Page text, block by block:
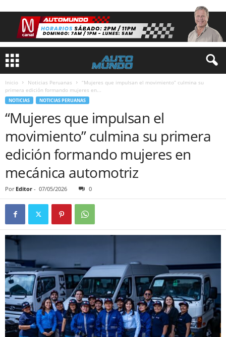
Inicio Noticias Peruanas
“Mujeres que impulsan el movimiento” culmina su
primera edición formando mujeres en...
NOTICIAS NOTICIAS PERUANAS
“Mujeres que impulsan el
movimiento” culmina su primera
edición formando mujeres en
mecánica automotriz
Por Editor - 07/05/2026 0